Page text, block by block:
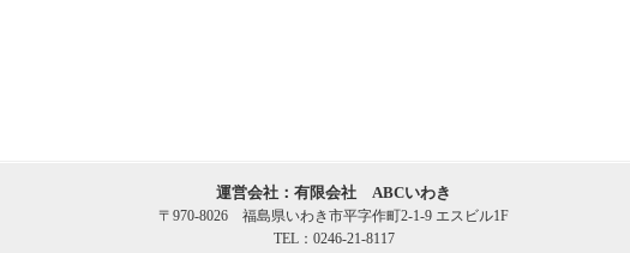
運営会社：有限会社 ABCいわき
〒970-8026 福島県いわき市平字作町2-1-9 エスビル1F
TEL：0246-21-8117